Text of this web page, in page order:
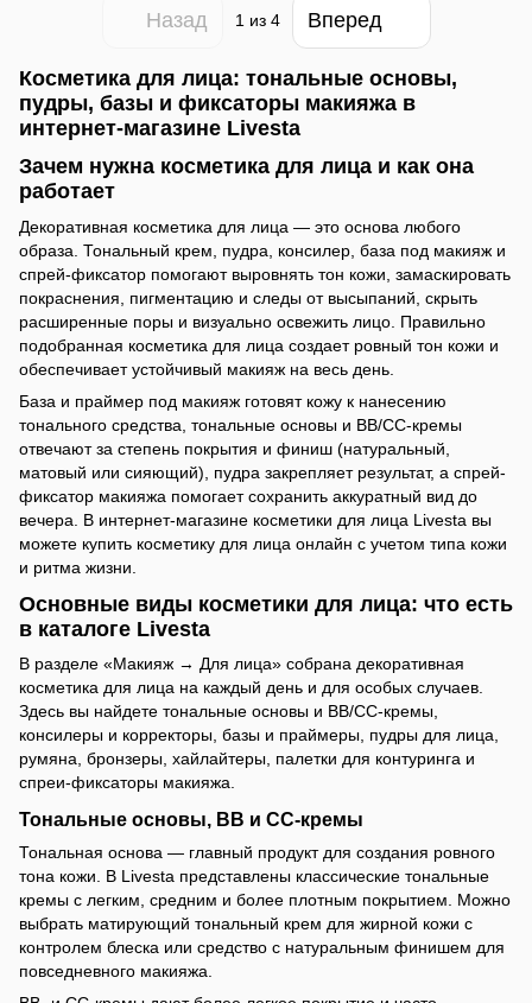
Назад 1 из 4 Вперед
Косметика для лица: тональные основы,
пудры, базы и фиксаторы макияжа в
интернет-магазине Livesta
Зачем нужна косметика для лица и как она
работает
Декоративная косметика для лица — это основа любого
образа. Тональный крем, пудра, консилер, база под макияж и
спрей-фиксатор помогают выровнять тон кожи, замаскировать
покраснения, пигментацию и следы от высыпаний, скрыть
расширенные поры и визуально освежить лицо. Правильно
подобранная косметика для лица создает ровный тон кожи и
обеспечивает устойчивый макияж на весь день.
База и праймер под макияж готовят кожу к нанесению
тонального средства, тональные основы и ВВ/СС-кремы
отвечают за степень покрытия и финиш (натуральный,
матовый или сияющий), пудра закрепляет результат, а спрей-
фиксатор макияжа помогает сохранить аккуратный вид до
вечера. В интернет-магазине косметики для лица Livesta вы
можете купить косметику для лица онлайн с учетом типа кожи
и ритма жизни.
Основные виды косметики для лица: что есть
в каталоге Livesta
В разделе «Макияж → Для лица» собрана декоративная
косметика для лица на каждый день и для особых случаев.
Здесь вы найдете тональные основы и ВВ/СС-кремы,
консилеры и корректоры, базы и праймеры, пудры для лица,
румяна, бронзеры, хайлайтеры, палетки для контуринга и
спреи-фиксаторы макияжа.
Тональные основы, ВВ и СС-кремы
Тональная основа — главный продукт для создания ровного
тона кожи. В Livesta представлены классические тональные
кремы с легким, средним и более плотным покрытием. Можно
выбрать матирующий тональный крем для жирной кожи с
контролем блеска или средство с натуральным финишем для
повседневного макияжа.